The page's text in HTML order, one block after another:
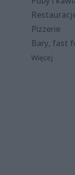
Pizzerie
Bary, fast
Więcej